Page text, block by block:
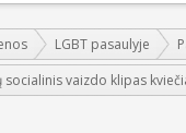
LGBT pasaulyje
socialinis vaizdo klipas